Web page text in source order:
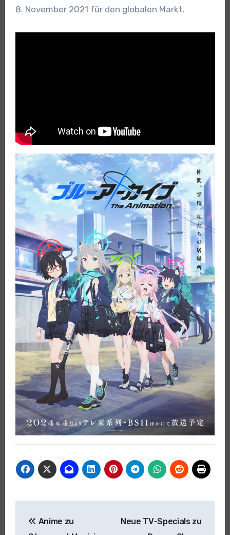
8. November 2021 für den globalen Markt.
Anime zu
Neue TV-Specials zu